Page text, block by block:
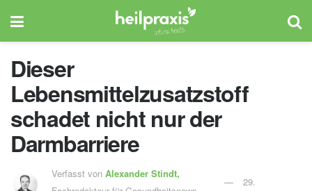
Dieser
Lebensmittelzusatzstoff
schadet nicht nur der
Darmbarriere
Verfasst von Alexander Stindt,
29.